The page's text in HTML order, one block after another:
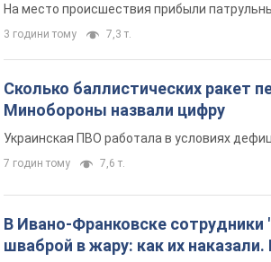
На место происшествия прибыли
3 години тому 7,3 т.
Сколько баллистических ракет
Минобороны назвали цифру
Украинская ПВО работала в условиях
7 годин тому 7,6 т.
В Ивано-Франковске
шваброй в жару: как их наказали.